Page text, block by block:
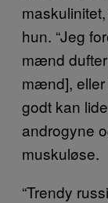
hun. “Jeg
mænd
mænd],
godt kan
androgyne
muskuløse.
“Trendy